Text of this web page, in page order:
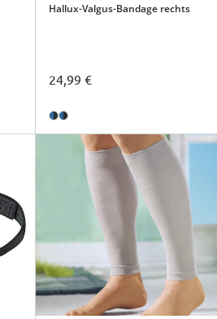
Hallux-Valgus-Bandage rechts
24,99 €